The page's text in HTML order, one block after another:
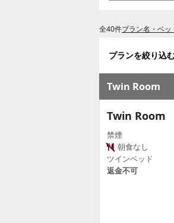
全40件プラン名・ベ
プランを絞り込
Twin Room
Twin Room
禁煙
朝食なし
ツインベッド
返金不可